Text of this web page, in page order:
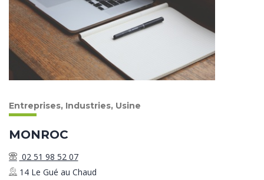
Entreprises, Industries, Usine
MONROC
02 51 98 52 07
14 Le Gué au Chaud